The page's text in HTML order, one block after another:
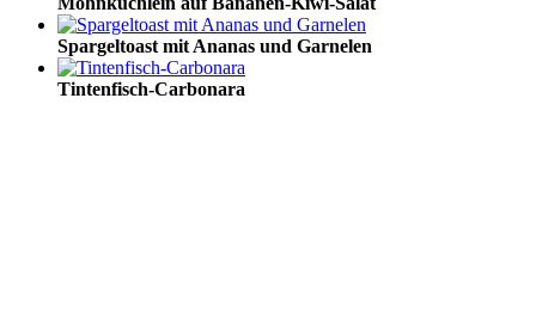
Spargeltoast mit Ananas und Garnelen
Tintenfisch-Carbonara